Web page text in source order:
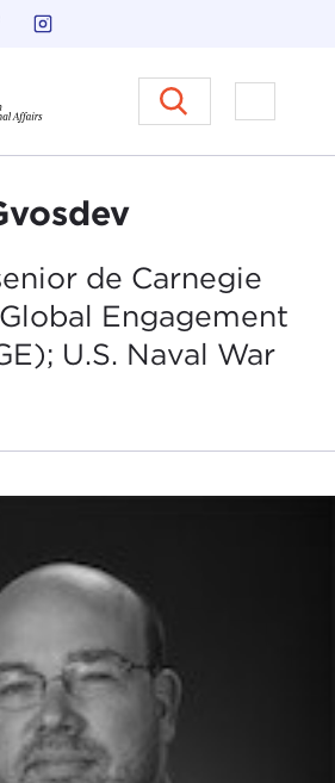
Carnegie Council sobre Ética
Abrir el
de Carnegie
Engagement
U.S. Naval War